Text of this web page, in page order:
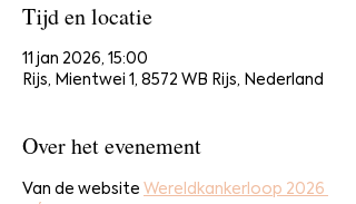
Tijd en locatie
11 jan 2026, 15:00
Rijs, Mientwei 1, 8572 WB Rijs, Nederland
Over het evenement
Van de website Wereldkankerloop 2026